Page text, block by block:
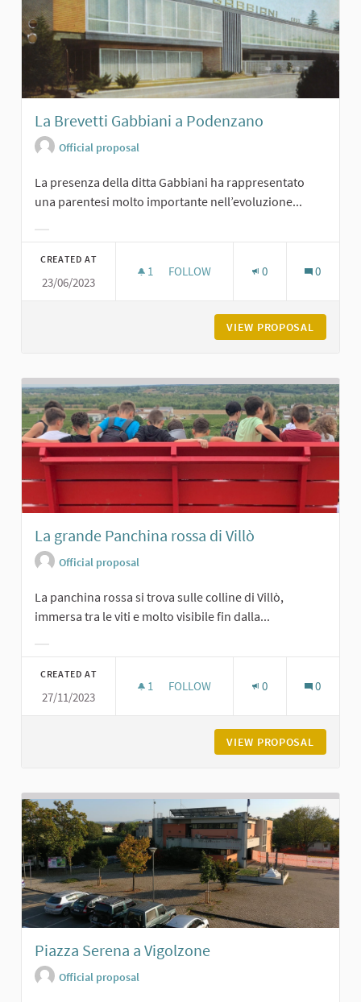
La Brevetti Gabbiani a Podenzano
Official proposal
La presenza della ditta Gabbiani ha rappresentato
una parentesi molto importante nell’evoluzione...
CREATED AT
23/06/2023
1 1 FOLLOWER
FOLLOW 0 0
VIEW PROPOSAL
La grande Panchina rossa di Villò
Official proposal
La panchina rossa si trova sulle colline di Villò,
immersa tra le viti e molto visibile fin dalla...
CREATED AT
27/11/2023
1 1 FOLLOWER
FOLLOW 0 0
VIEW PROPOSAL
Piazza Serena a Vigolzone
Official proposal